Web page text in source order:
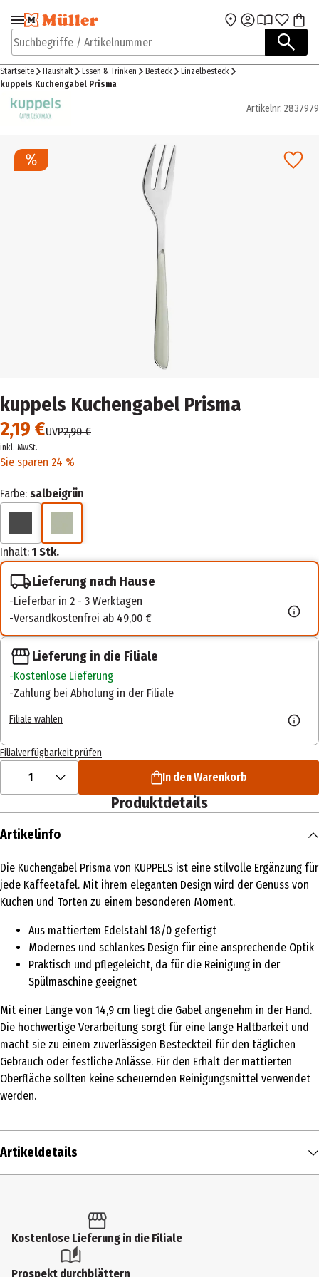
Zur Navigation
springen
Zum Hauptinhalt
Suchbegriffe / Artikelnummer
Startseite Haushalt Essen & Trinken Besteck
Einzelbesteck
kuppels Kuchengabel Prisma
Artikelnr. 2837979
kuppels Kuchengabel Prisma
2,19 €UVP2,90 €
inkl. MwSt.
Sie sparen 24 %
Farbe: salbeigrün
Inhalt: 1 Stk.
Lieferung nach Hause
Lieferbar in 2 - 3 Werktagen
Versandkostenfrei ab 49,00 €
Lieferung in die Filiale
Kostenlose Lieferung
Zahlung bei Abholung in der Filiale
Filiale wählen
Filialverfügbarkeit prüfen
1 In den Warenkorb
Produktdetails
Artikelinfo
Die Kuchengabel Prisma von KUPPELS ist eine stilvolle Ergänzung für
jede Kaffeetafel. Mit ihrem eleganten Design wird der Genuss von
Kuchen und Torten zu einem besonderen Moment.
Aus mattiertem Edelstahl 18/0 gefertigt
Modernes und schlankes Design für eine ansprechende Optik
Praktisch und pflegeleicht, da für die Reinigung in der
Spülmaschine geeignet
Mit einer Länge von 14,9 cm liegt die Gabel angenehm in der Hand.
Die hochwertige Verarbeitung sorgt für eine lange Haltbarkeit und
macht sie zu einem zuverlässigen Besteckteil für den täglichen
Gebrauch oder festliche Anlässe. Für den Erhalt der mattierten
Oberfläche sollten keine scheuernden Reinigungsmittel verwendet
werden.
Artikeldetails
Produkttyp
Kostenlose Lieferung in die Filiale
Prospekt durchblättern